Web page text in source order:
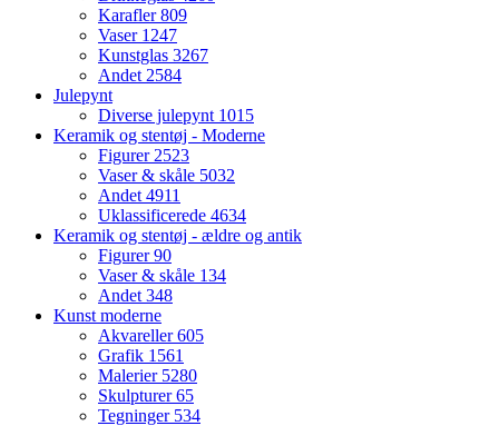
Karafler809
Vaser 1247
Kunstglas 3267
Andet2584
Julepynt
Diverse julepynt 1015
Keramik og stentøj - Moderne
Figurer2523
Vaser & skåle 5032
Andet4911
Uklassificerede 4634
Keramik og stentøj - ældre og antik
Figurer90
Vaser & skåle 134
Andet348
Kunst moderne
Akvareller605
Grafik 1561
Malerier 5280
Skulpturer65
Tegninger 534